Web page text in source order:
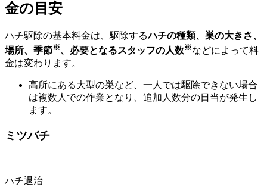
金の目安
ハチ駆除の基本料金は、駆除するハチの種類、巣の大きさ、
場所、季節※、必要となるスタッフの人数※などによって料
金は変わります。
高所にある大型の巣など、一人では駆除できない場合
は複数人での作業となり、追加人数分の日当が発生し
ます。
ミツバチ
ハチ退治